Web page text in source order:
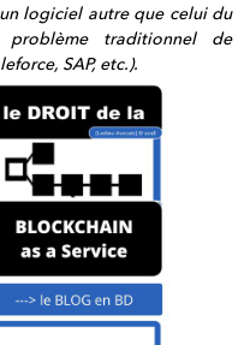
logiciel autre que celui du
traditionnel de
SAP, etc.).